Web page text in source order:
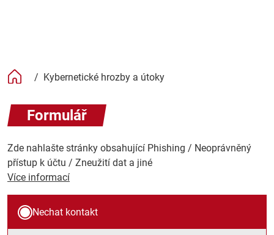
/ Kybernetické hrozby a útoky
Formulář
Zde nahlašte stránky obsahující Phishing / Neoprávněný
přístup k účtu / Zneužití dat a jiné
Více informací
Nechat kontakt